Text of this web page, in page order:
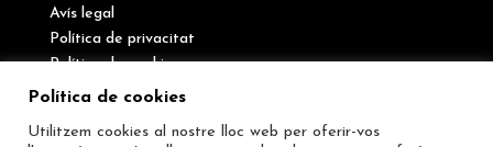
Avís legal
Política de privacitat
Política de cookies
Canal de denúncies
Política de cookies
Utilitzem cookies al nostre lloc web per oferir-vos